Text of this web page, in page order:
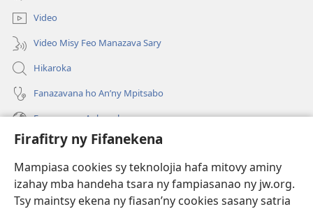
Firafitry ny Fifanekena
Mampiasa cookies sy teknolojia hafa mitovy aminy
izahay mba handeha tsara ny fampiasanao ny jw.org.
Tsy maintsy ekena ny fiasan’ny cookies sasany satria
Video
Video Misy Feo Manazava Sary
Hikaroka
Fanazavana ho An’ny Mpitsabo
Fanazavana Ankapobeny
Fanampiana
Fanomezana
(manokatra
rohy)